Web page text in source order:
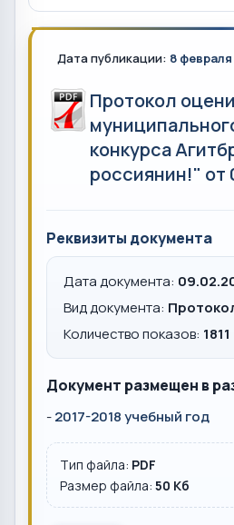
Дата публикации: 8 февраля
Протокол
конкурса
россиянин!" от
Реквизиты документа
Дата документа:
Вид документа:
Количество показов: 1811
Документ размещен в
-2017-2018 учебный год
Тип файла: PDF
Размер файла: 50 Кб